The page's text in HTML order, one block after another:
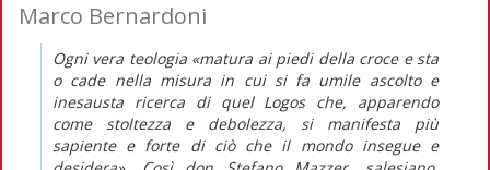
Marco Bernardoni
Ogni vera teologia «matura ai piedi della croce e sta
o cade nella misura in cui si fa umile ascolto e
inesausta ricerca di quel Logos che, apparendo
come stoltezza e debolezza, si manifesta più
sapiente e forte di ciò che il mondo insegue e